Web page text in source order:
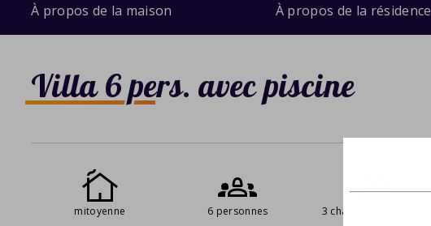
À propos de la maison À propos de la résidence
Villa 6 pers. avec piscine
mitoyenne 6 personnes 3 chambres a coucher